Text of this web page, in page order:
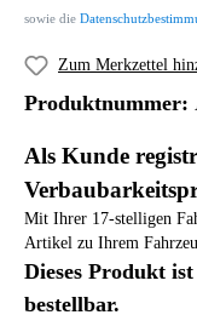
sowie die
Zum Merkzettel
Produktnummer:
Als Kunde
Mit Ihrer 17-stelligen
Artikel zu Ihrem
Dieses Produkt
bestellbar.